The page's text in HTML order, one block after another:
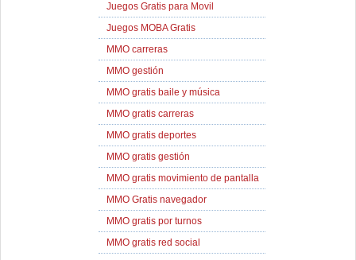
Juegos Gratis para Movil
Juegos MOBA Gratis
MMO carreras
MMO gestión
MMO gratis baile y música
MMO gratis carreras
MMO gratis deportes
MMO gratis gestión
MMO gratis movimiento de pantalla
MMO Gratis navegador
MMO gratis por turnos
MMO gratis red social